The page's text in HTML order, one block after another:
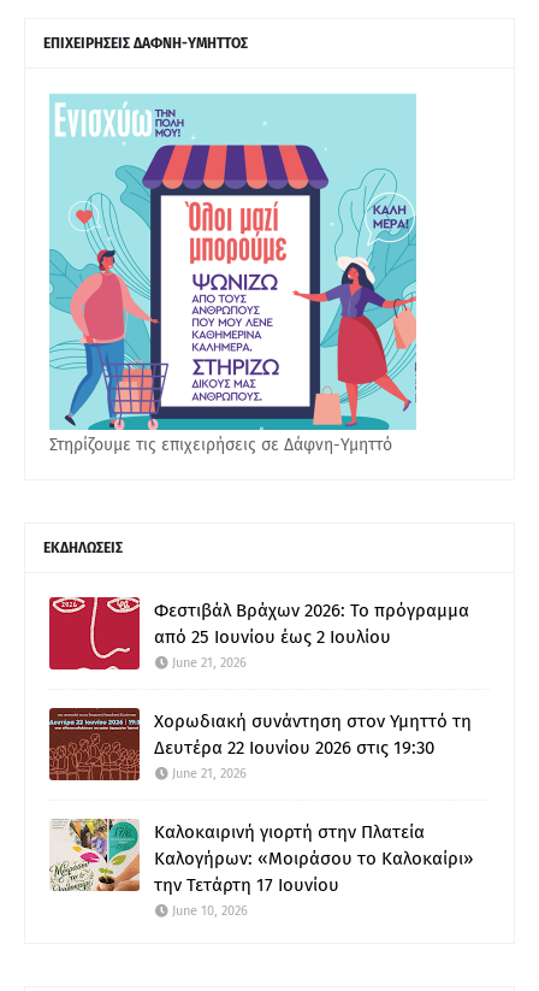
ΕΠΙΧΕΙΡΗΣΕΙΣ ΔΑΦΝΗ-ΥΜΗΤΤΟΣ
Στηρίζουμε τις επιχειρήσεις σε Δάφνη-Υμηττό
ΕΚΔΗΛΩΣΕΙΣ
Φεστιβάλ Βράχων 2026: Το πρόγραμμα
από 25 Ιουνίου έως 2 Ιουλίου
June 21, 2026
Χορωδιακή συνάντηση στον Υμηττό τη
Δευτέρα 22 Ιουνίου 2026 στις 19:30
June 21, 2026
Καλοκαιρινή γιορτή στην Πλατεία
Καλογήρων: «Μοιράσου το Καλοκαίρι»
την Τετάρτη 17 Ιουνίου
June 10, 2026